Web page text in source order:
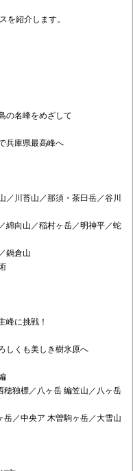
を紹介します。
の名峰をめざして
兵庫県最高峰へ
／川苔山／那須・茶臼岳／谷川
綿向山／稲村ヶ岳／明神平／蛇
鍋倉山
峰に挑戦！
しくも美しき樹氷原へ
穂独標／八ヶ岳 編笠山／八ヶ岳
／中央ア 木曽駒ヶ岳／大雪山